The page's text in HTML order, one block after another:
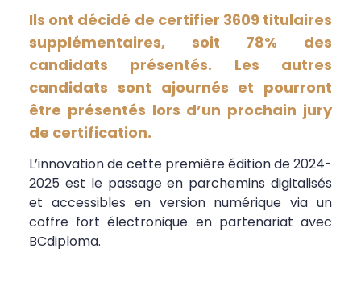
Ils ont décidé de certifier 3609 titulaires
supplémentaires, soit 78% des
candidats présentés. Les autres
candidats sont ajournés et pourront
être présentés lors d’un prochain jury
de certification.
L’innovation de cette première édition de 2024-
2025 est le passage en parchemins digitalisés
et accessibles en version numérique via un
coffre fort électronique en partenariat avec
BCdiploma.